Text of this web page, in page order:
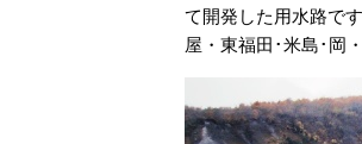
て開発した用水路で
屋・東福田･米島･岡